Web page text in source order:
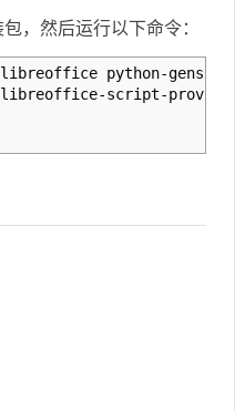
，然后运行以下命令：
python-genshi
script-